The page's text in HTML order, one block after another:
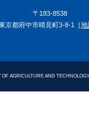
〒183-8538
京都府中市晴見町3-8-1［地
OF AGRICULTURE AND